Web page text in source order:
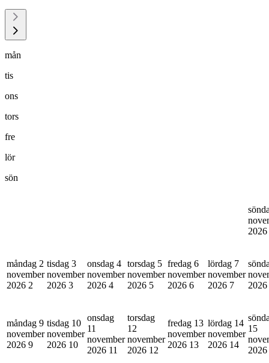
mån
tis
ons
tors
fre
lör
sön
2026
måndag 2
november
2026 2
tisdag 3
november
2026 3
onsdag 4
november
2026 4
torsdag 5
november
2026 5
fredag 6
november
2026 6
lördag 7
november
2026 7
2026
måndag 9
november
2026 9
tisdag 10
november
2026 10
onsdag
11
november
2026 11
torsdag
12
november
2026 12
fredag 13
november
2026 13
lördag 14
november
2026 14
15
2026